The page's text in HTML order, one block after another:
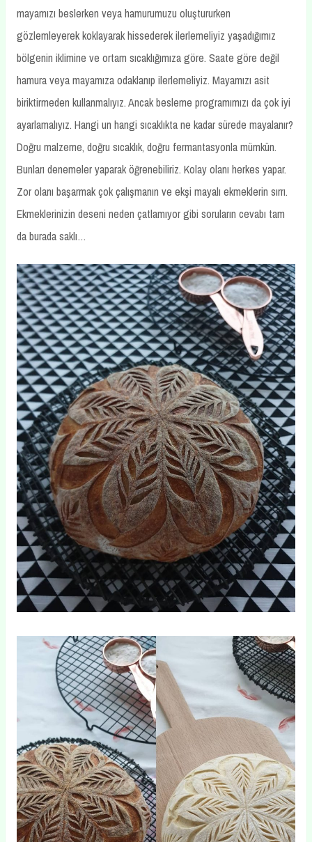
mayamızı beslerken veya hamurumuzu oluştururken
gözlemleyerek koklayarak hissederek ilerlemeliyiz yaşadığımız
bölgenin iklimine ve ortam sıcaklığımıza göre. Saate göre değil
hamura veya mayamıza odaklanıp ilerlemeliyiz. Mayamızı asit
biriktirmeden kullanmalıyız. Ancak besleme programımızı da çok iyi
ayarlamalıyız. Hangi un hangi sıcaklıkta ne kadar sürede mayalanır?
Doğru malzeme, doğru sıcaklık, doğru fermantasyonla mümkün.
Bunları denemeler yaparak öğrenebiliriz. Kolay olanı herkes yapar.
Zor olanı başarmak çok çalışmanın ve ekşi mayalı ekmeklerin sırrı.
Ekmeklerinizin deseni neden çatlamıyor gibi soruların cevabı tam
da burada saklı…